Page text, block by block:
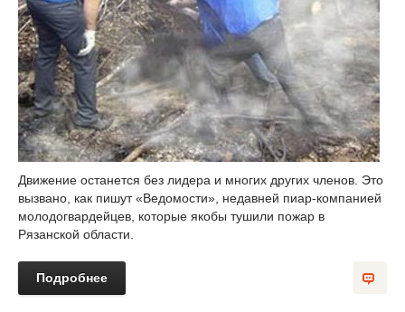
Движение останется без лидера и многих других членов. Это
вызвано, как пишут «Ведомости», недавней пиар-компанией
молодогвардейцев, которые якобы тушили пожар в
Рязанской области.
Подробнее